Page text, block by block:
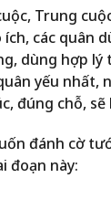
Trung
các quân
dùng hợp lý
yếu nhất,
đúng chỗ, sẽ
đánh cờ
đoạn này: